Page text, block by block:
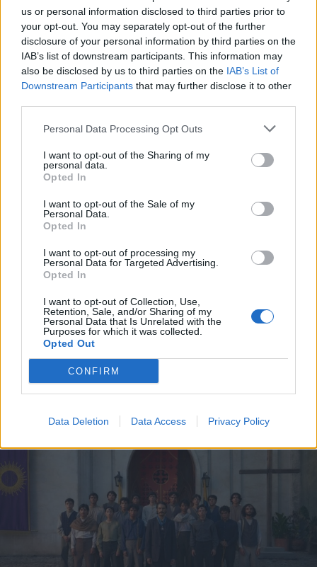
us or personal information disclosed to third parties prior to
your opt-out. You may separately opt-out of the further
disclosure of your personal information by third parties on the
IAB’s list of downstream participants. This information may
also be disclosed by us to third parties on the IAB’s List of
Downstream Participants that may further disclose it to other
Personal Data Processing Opt Outs
I want to opt-out of the Sharing of my
personal data.
Opted In
I want to opt-out of the Sale of my
Personal Data.
Opted In
I want to opt-out of processing my
Personal Data for Targeted Advertising.
Opted In
I want to opt-out of Collection, Use,
Retention, Sale, and/or Sharing of my
Personal Data that Is Unrelated with the
Purposes for which it was collected.
Opted Out
CONFIRM
Data Deletion Data Access Privacy Policy
Krónika
Majka életveszélyes
fenyegetés miatt lemondta
erdélyi koncertjét
Hargita megyei
Sándor Ella: Na, indíts, s
menjünk!
A rovat további cikkei